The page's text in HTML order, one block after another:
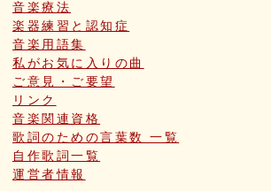
音楽療法
楽器練習と認知症
音楽用語集
私がお気に入りの曲
ご意見・ご要望
リンク
音楽関連資格
歌詞のための言葉数 一覧
自作歌詞一覧
運営者情報